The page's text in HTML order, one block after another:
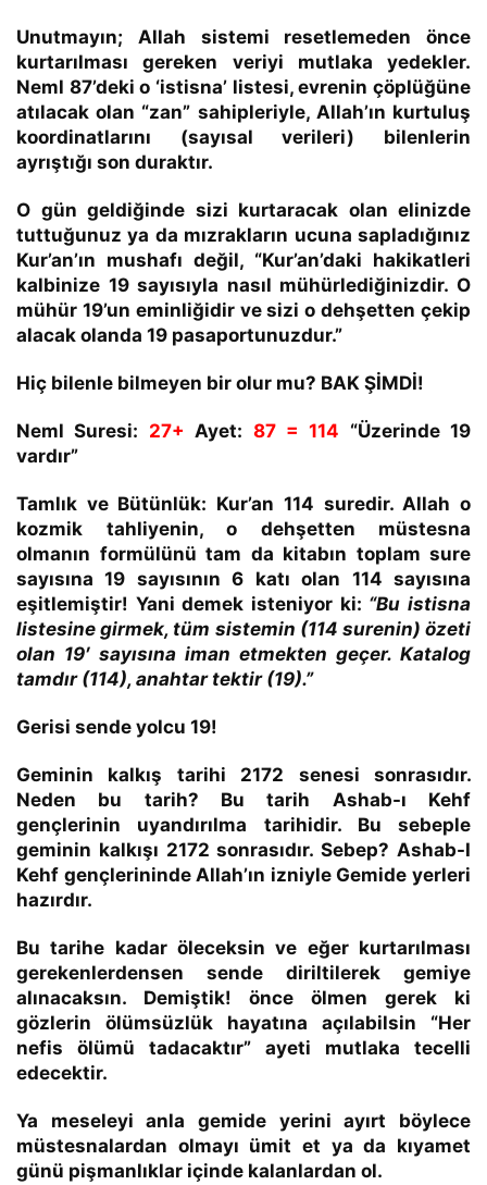
Unutmayın; Allah sistemi resetlemeden önce
kurtarılması gereken veriyi mutlaka yedekler.
Neml 87’deki o ‘istisna’ listesi, evrenin çöplüğüne
atılacak olan “zan” sahipleriyle, Allah’ın kurtuluş
koordinatlarını (sayısal verileri) bilenlerin
ayrıştığı son duraktır.
O gün geldiğinde sizi kurtaracak olan elinizde
tuttuğunuz ya da mızrakların ucuna sapladığınız
Kur’an’ın mushafı değil, “Kur’an’daki hakikatleri
kalbinize 19 sayısıyla nasıl mühürlediğinizdir. O
mühür 19’un eminliğidir ve sizi o dehşetten çekip
alacak olanda 19 pasaportunuzdur.”
Hiç bilenle bilmeyen bir olur mu? BAK ŞİMDİ!
Neml Suresi: 27+ Ayet: 87 = 114 “Üzerinde 19
vardır”
Tamlık ve Bütünlük: Kur’an 114 suredir. Allah o
kozmik tahliyenin, o dehşetten müstesna
olmanın formülünü tam da kitabın toplam sure
sayısına 19 sayısının 6 katı olan 114 sayısına
eşitlemiştir! Yani demek isteniyor ki: “Bu istisna
listesine girmek, tüm sistemin (114 surenin) özeti
olan 19′ sayısına iman etmekten geçer. Katalog
tamdır (114), anahtar tektir (19).”
Gerisi sende yolcu 19!
Geminin kalkış tarihi 2172 senesi sonrasıdır.
Neden bu tarih? Bu tarih Ashab-ı Kehf
gençlerinin uyandırılma tarihidir. Bu sebeple
geminin kalkışı 2172 sonrasıdır. Sebep? Ashab-I
Kehf gençlerininde Allah’ın izniyle Gemide yerleri
hazırdır.
Bu tarihe kadar öleceksin ve eğer kurtarılması
gerekenlerdensen sende diriltilerek gemiye
alınacaksın. Demiştik! önce ölmen gerek ki
gözlerin ölümsüzlük hayatına açılabilsin “Her
nefis ölümü tadacaktır” ayeti mutlaka tecelli
edecektir.
Ya meseleyi anla gemide yerini ayırt böylece
müstesnalardan olmayı ümit et ya da kıyamet
günü pişmanlıklar içinde kalanlardan ol.